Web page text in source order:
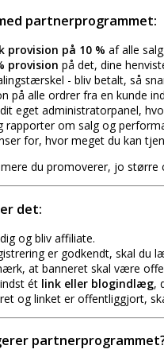
partnerprogrammet:
provision på 10 % af alle
provision på det, dine
- bliv betalt, så
på alle ordrer fra en kunde
eget administratorpanel,
rapporter om salg og
for, hvor meget du kan
mere du promoverer, jo større
det:
dig og bliv affiliate.
er godkendt, skal du
at banneret skal være
ét link eller blogindlæg,
og linket er offentliggjort,